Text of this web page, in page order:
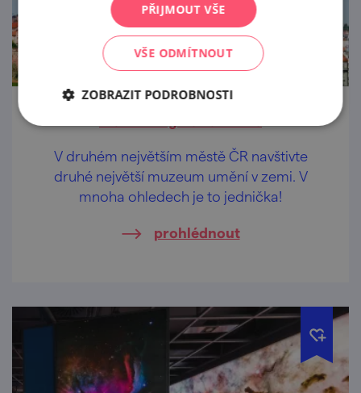
V druhém největším městě ČR navštivte
druhé největší muzeum umění v zemi. V
mnoha ohledech je to jednička!
prohlédnout
PŘIJMOUT VŠE
VŠE ODMÍTNOUT
ZOBRAZIT PODROBNOSTI